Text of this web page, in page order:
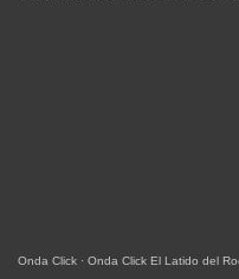
Onda Click · Onda Click El Latido del